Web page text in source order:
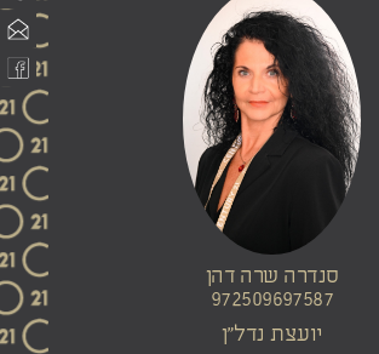
סנדרה שרה דהן
972509697587
יועצת נדל"ן